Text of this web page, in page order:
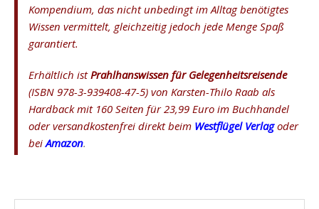
Kompendium, das nicht unbedingt im Alltag benötigtes
Wissen vermittelt, gleichzeitig jedoch jede Menge Spaß
garantiert.
Erhältlich istPrahlhanswissen für Gelegenheitsreisende
(ISBN 978-3-939408-47-5) von Karsten-Thilo Raab als
Hardback mit 160 Seiten für 23,99 Euro im Buchhandel
oder versandkostenfrei direkt beim Westflügel Verlag oder
bei Amazon.